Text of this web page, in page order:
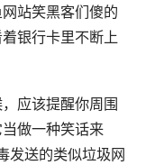
站笑黑客们傻的
银行卡里不断上
应该提醒你周围
做一种笑话来
发送的类似垃圾网